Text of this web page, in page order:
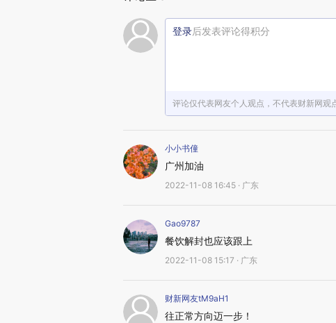
登录后发表评论得积分
评论仅代表网友个人观点，不代表财新网观
小小书僮
广州加油
2022-11-08 16:45 · 广东
Gao9787
餐饮解封也应该跟上
2022-11-08 15:17 · 广东
财新网友tM9aH1
往正常方向迈一步！